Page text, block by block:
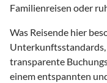
Familienreisen oder
Was Reisende hier
transparente
einem entspannten